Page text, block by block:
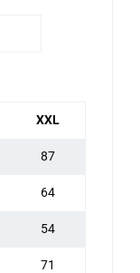
XXL
87
64
54
71